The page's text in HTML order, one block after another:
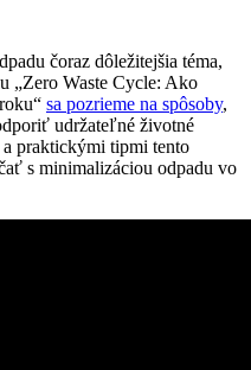
čoraz dôležitejšia téma,
„Zero Waste Cycle: Ako
sa pozrieme na spôsoby,
udržateľné životné
praktickými tipmi tento
s minimalizáciou odpadu vo